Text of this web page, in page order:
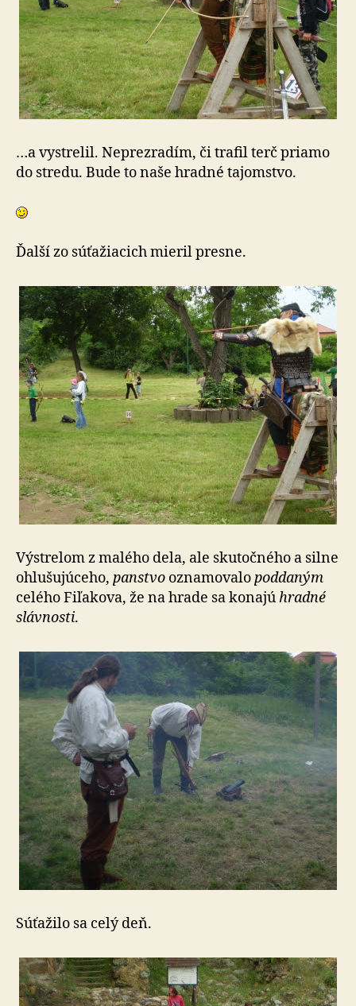
…a vystrelil. Neprezradím, či trafil terč priamo
do stredu. Bude to naše hradné tajomstvo.
Ďalší zo súťažiacich mieril presne.
Výstrelom z malého dela, ale skutočného a silne
ohlušujúceho, panstvo oznamovalopoddaným
celého Fiľakova, že na hrade sa konajúhradné
slávnosti.
Súťažilo sa celý deň.